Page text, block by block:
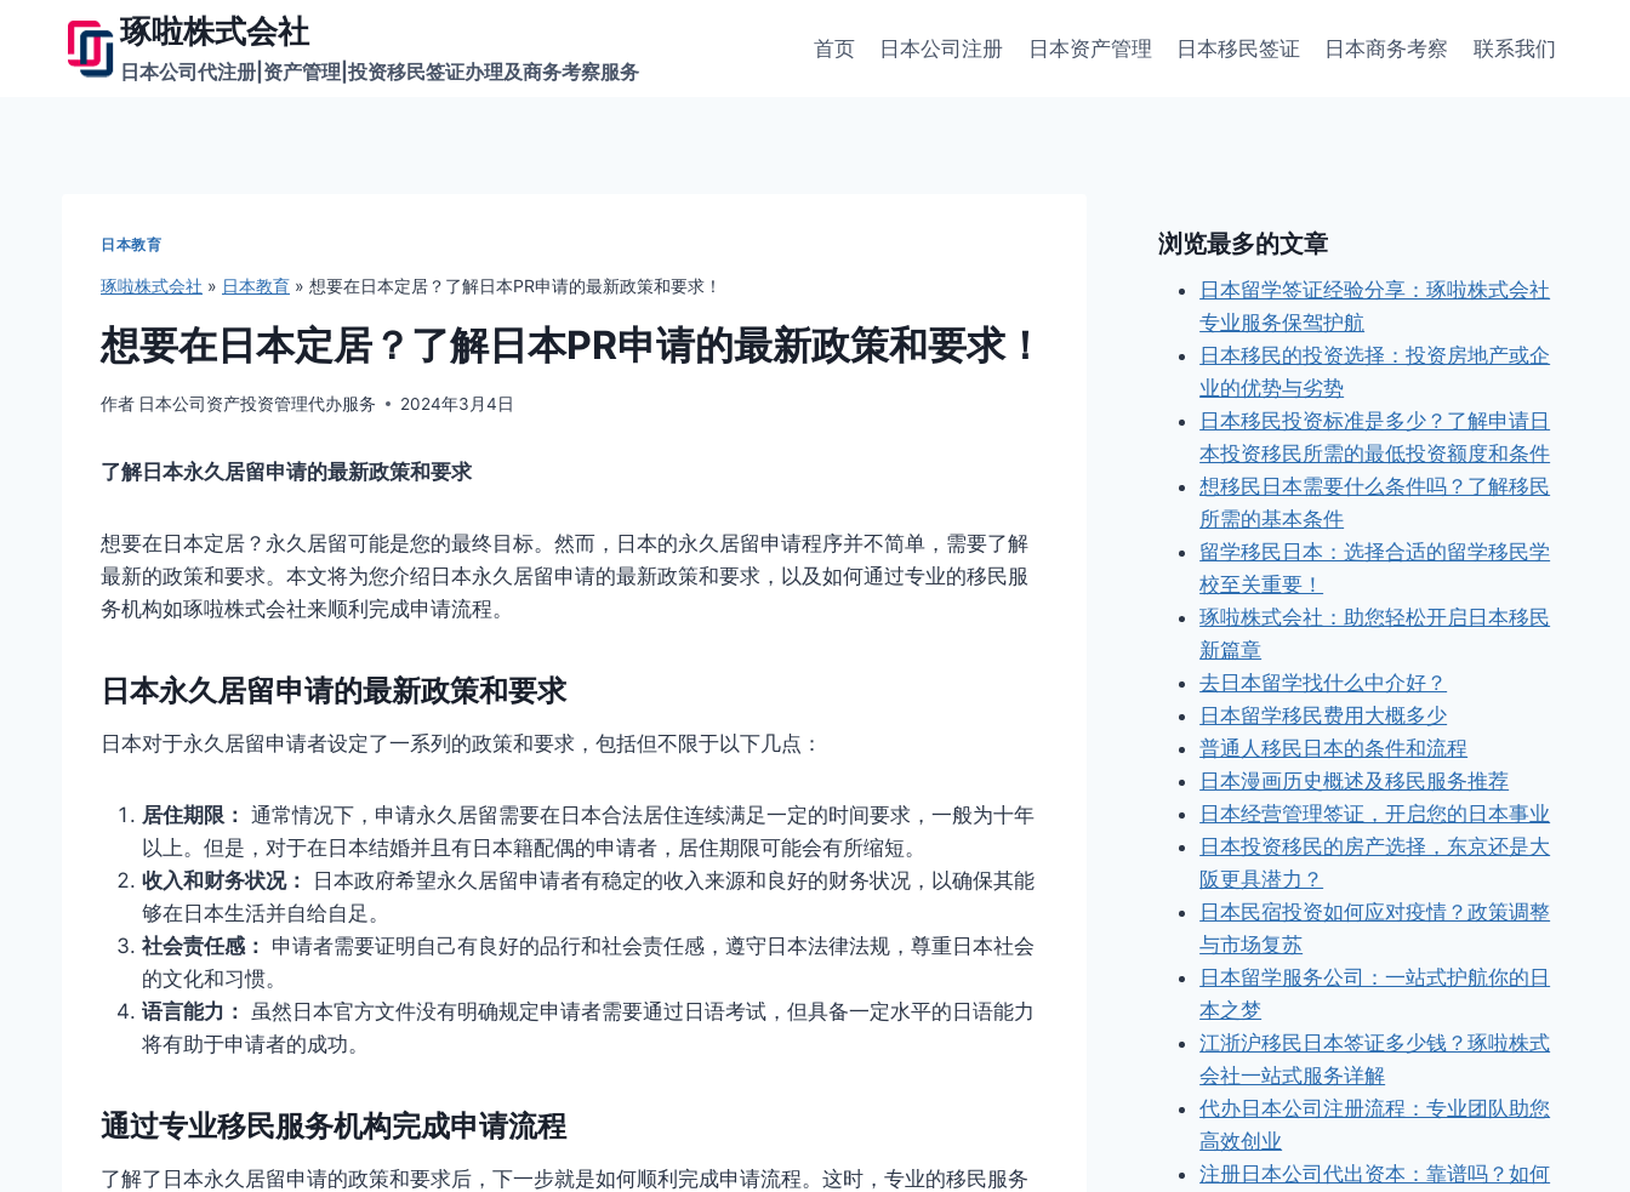
琢啦株式会社
日本公司代注册|资产管理|投资移民签证办理及商务考察服务
首页 日本公司注册 日本资产管理 日本移民签证 日本商务考察 联系我们
日本教育
琢啦株式会社 » 日本教育 » 想要在日本定居？了解日本PR申请的最新政策和要求！
想要在日本定居？了解日本PR申请的最新政策和要求！
作者 日本公司资产投资管理代办服务 2024年3月4日
了解日本永久居留申请的最新政策和要求
想要在日本定居？永久居留可能是您的最终目标。然而，日本的永久居留申请程序并不简单，需要了解
最新的政策和要求。本文将为您介绍日本永久居留申请的最新政策和要求，以及如何通过专业的移民服
务机构如琢啦株式会社来顺利完成申请流程。
日本永久居留申请的最新政策和要求
日本对于永久居留申请者设定了一系列的政策和要求，包括但不限于以下几点：
居住期限： 通常情况下，申请永久居留需要在日本合法居住连续满足一定的时间要求，一般为十年
以上。但是，对于在日本结婚并且有日本籍配偶的申请者，居住期限可能会有所缩短。
收入和财务状况：
日本政府希望永久居留申请者有稳定的收入来源和良好的财务状况，以确保其能
够在日本生活并自给自足。
社会责任感： 申请者需要证明自己有良好的品行和社会责任感，遵守日本法律法规，尊重日本社会
的文化和习惯。
语言能力：
虽然日本官方文件没有明确规定申请者需要通过日语考试，但具备一定水平的日语能力
将有助于申请者的成功。
通过专业移民服务机构完成申请流程
了解了日本永久居留申请的政策和要求后，下一步就是如何顺利完成申请流程。这时，专业的移民服务
浏览最多的文章
日本留学签证经验分享：琢啦株式会社
专业服务保驾护航
日本移民的投资选择：投资房地产或企
业的优势与劣势
日本移民投资标准是多少？了解申请日
本投资移民所需的最低投资额度和条件
想移民日本需要什么条件吗？了解移民
所需的基本条件
留学移民日本：选择合适的留学移民学
校至关重要！
琢啦株式会社：助您轻松开启日本移民
新篇章
去日本留学找什么中介好？
日本留学移民费用大概多少
普通人移民日本的条件和流程
日本漫画历史概述及移民服务推荐
日本经营管理签证，开启您的日本事业
日本投资移民的房产选择，东京还是大
阪更具潜力？
日本民宿投资如何应对疫情？政策调整
与市场复苏
日本留学服务公司：一站式护航你的日
本之梦
江浙沪移民日本签证多少钱？琢啦株式
会社一站式服务详解
代办日本公司注册流程：专业团队助您
高效创业
注册日本公司代出资本：靠谱吗？如何